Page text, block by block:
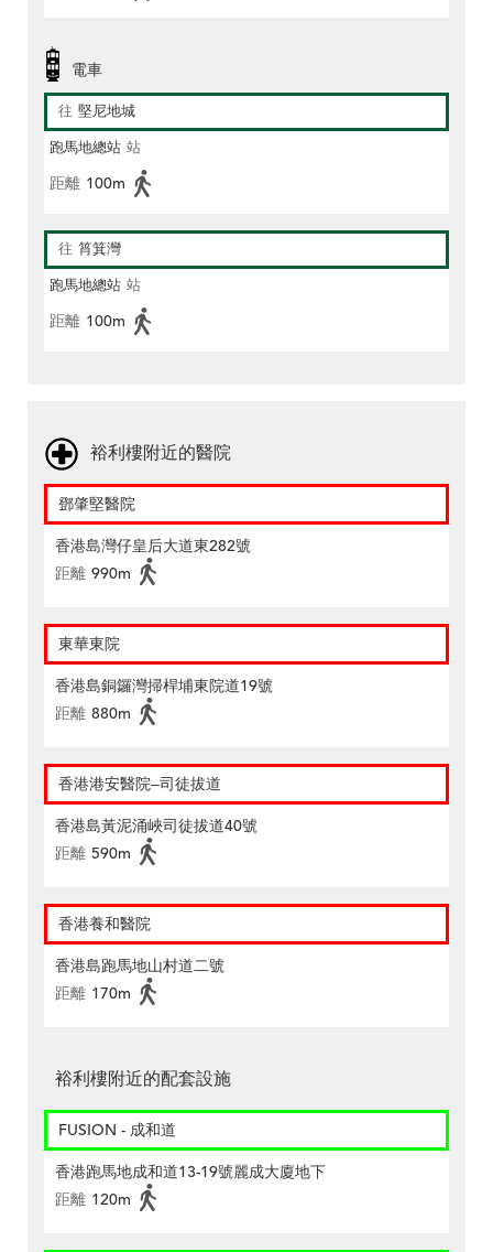
電車
往 堅尼地城
跑馬地總站 站
距離 100m
往 筲箕灣
跑馬地總站 站
距離 100m
裕利樓附近的醫院
鄧肇堅醫院
香港島灣仔皇后大道東282號
距離 990m
東華東院
香港島銅鑼灣掃桿埔東院道19號
距離 880m
香港港安醫院–司徒拔道
香港島黃泥涌峽司徒拔道40號
距離 590m
香港養和醫院
香港島跑馬地山村道二號
距離 170m
裕利樓附近的配套設施
FUSION - 成和道
香港跑馬地成和道13-19號麗成大廈地下
距離 120m